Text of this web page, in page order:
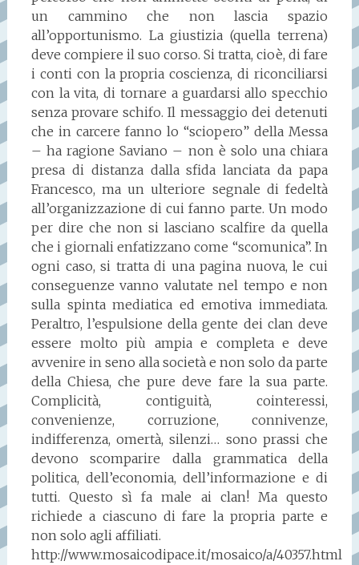
un cammino che non lascia spazio
all’opportunismo. La giustizia (quella terrena)
deve compiere il suo corso. Si tratta, cioè, di fare
i conti con la propria coscienza, di riconciliarsi
con la vita, di tornare a guardarsi allo specchio
senza provare schifo. Il messaggio dei detenuti
che in carcere fanno lo “sciopero” della Messa
– ha ragione Saviano – non è solo una chiara
presa di distanza dalla sfida lanciata da papa
Francesco, ma un ulteriore segnale di fedeltà
all’organizzazione di cui fanno parte. Un modo
per dire che non si lasciano scalfire da quella
che i giornali enfatizzano come “scomunica”. In
ogni caso, si tratta di una pagina nuova, le cui
conseguenze vanno valutate nel tempo e non
sulla spinta mediatica ed emotiva immediata.
Peraltro, l’espulsione della gente dei clan deve
essere molto più ampia e completa e deve
avvenire in seno alla società e non solo da parte
della Chiesa, che pure deve fare la sua parte.
Complicità, contiguità, cointeressi,
convenienze, corruzione, connivenze,
indifferenza, omertà, silenzi… sono prassi che
devono scomparire dalla grammatica della
politica, dell’economia, dell’informazione e di
tutti. Questo sì fa male ai clan! Ma questo
richiede a ciascuno di fare la propria parte e
non solo agli affiliati.
http://www.mosaicodipace.it/mosaico/a/40357.html